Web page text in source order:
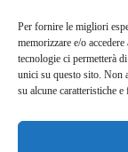
Per fornire le migliori
memorizzare e/o
tecnologie ci permetterà
unici su questo sito. Non
su alcune caratteristiche
+39